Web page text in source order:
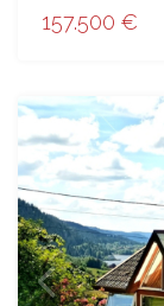
157.500 €